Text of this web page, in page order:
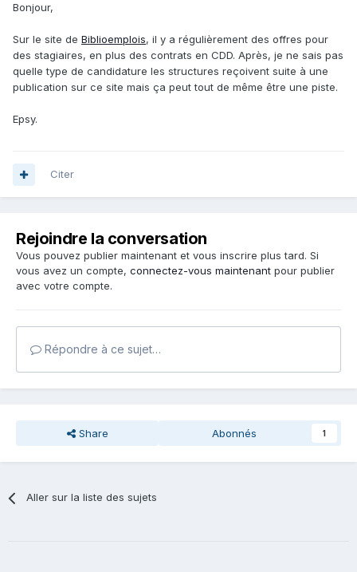
Bonjour,
Sur le site de Biblioemplois, il y a régulièrement des offres pour
des stagiaires, en plus des contrats en CDD. Après, je ne sais pas
quelle type de candidature les structures reçoivent suite à une
publication sur ce site mais ça peut tout de même être une piste.
Epsy.
Citer
Rejoindre la conversation
Vous pouvez publier maintenant et vous inscrire plus tard. Si
vous avez un compte, connectez-vous maintenant pour publier
avec votre compte.
Répondre à ce sujet…
Share Abonnés 1
Aller sur la liste des sujets